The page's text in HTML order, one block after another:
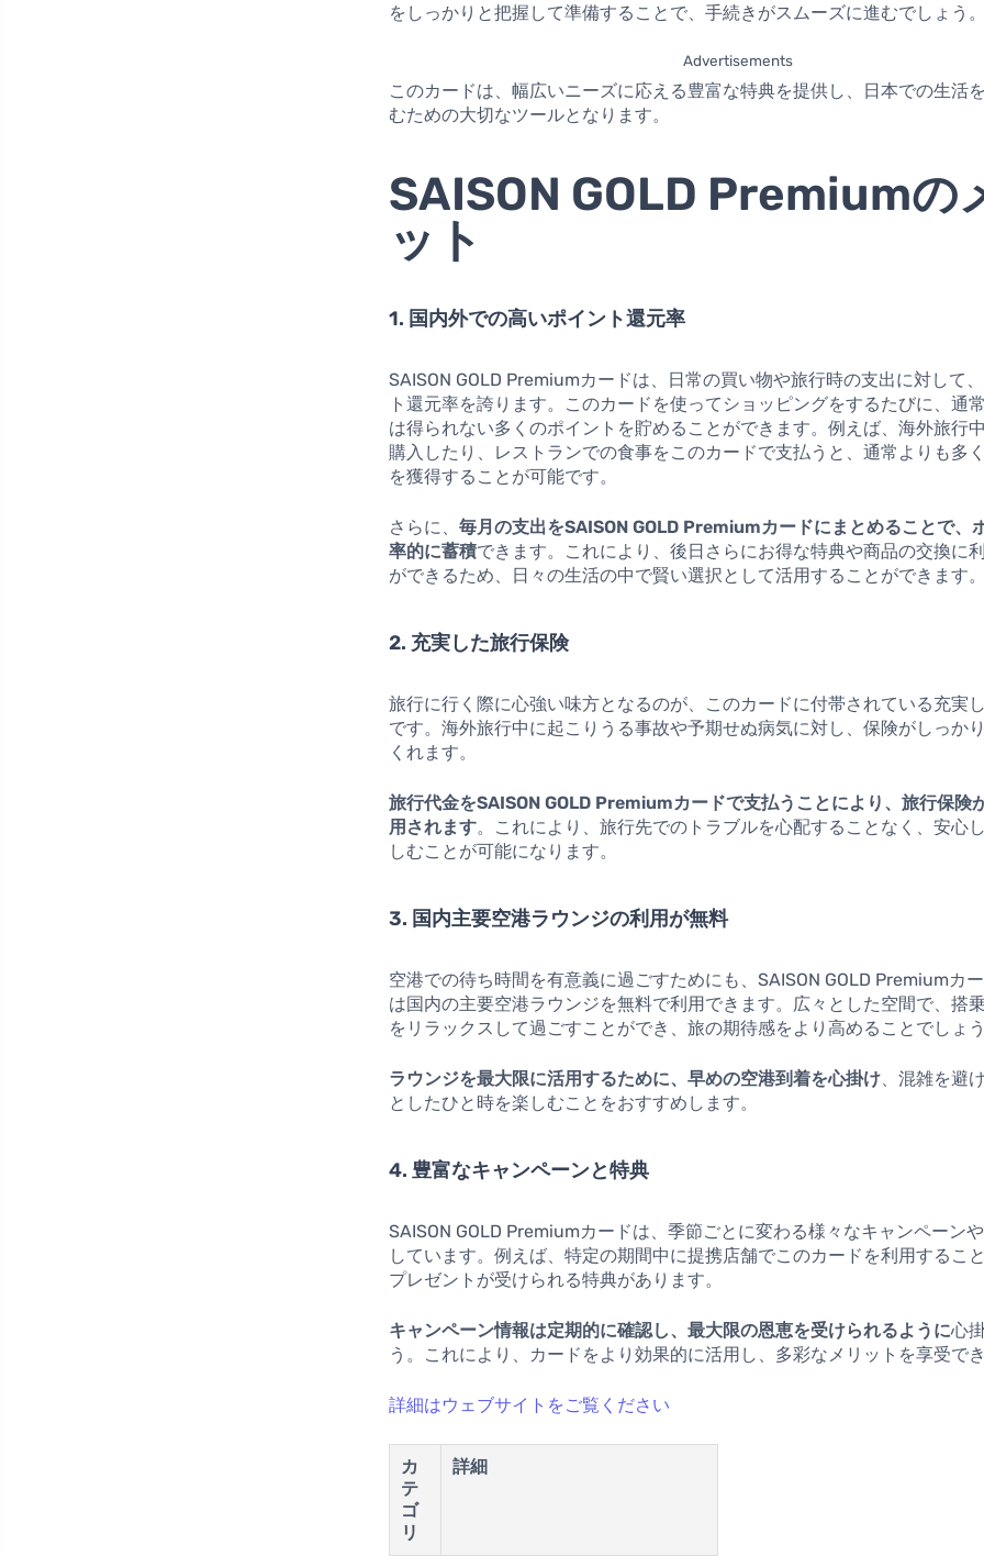
をしっかりと把握して準備することで、手続きがスムーズに進むでしょう
Advertisements
このカードは、幅広いニーズに応える豊富な特典を提供し、日本での生活
むための大切なツールとなります。
SAISON GOLD Premiumの
ット
1. 国内外での高いポイント還元率
SAISON GOLD Premiumカードは、日常の買い物や旅行時の支出に対して
ト還元率を誇ります。このカードを使ってショッピングをするたびに、通
は得られない多くのポイントを貯めることができます。例えば、海外旅行
購入したり、レストランでの食事をこのカードで支払うと、通常よりも多
を獲得することが可能です。
さらに、毎月の支出をSAISON GOLD Premiumカードにまとめることで、
率的に蓄積できます。これにより、後日さらにお得な特典や商品の交換に
ができるため、日々の生活の中で賢い選択として活用することができます
2. 充実した旅行保険
旅行に行く際に心強い味方となるのが、このカードに付帯されている充実
です。海外旅行中に起こりうる事故や予期せぬ病気に対し、保険がしっか
くれます。
旅行代金をSAISON GOLD Premiumカードで支払うことにより、旅行保険
用されます。これにより、旅行先でのトラブルを心配することなく、安心
しむことが可能になります。
3. 国内主要空港ラウンジの利用が無料
空港での待ち時間を有意義に過ごすためにも、SAISON GOLD Premiumカ
は国内の主要空港ラウンジを無料で利用できます。広々とした空間で、搭
をリラックスして過ごすことができ、旅の期待感をより高めることでしょ
ラウンジを最大限に活用するために、早めの空港到着を心掛け 、混雑を避
としたひと時を楽しむことをおすすめします。
4. 豊富なキャンペーンと特典
SAISON GOLD Premiumカードは、季節ごとに変わる様々なキャンペーン
しています。例えば、特定の期間中に提携店舗でこのカードを利用するこ
プレゼントが受けられる特典があります。
キャンペーン情報は定期的に確認し、最大限の恩恵を受けられるように心
う。これにより、カードをより効果的に活用し、多彩なメリットを享受で
詳細はウェブサイトをご覧ください
カ
テ
ゴ
リ
詳細